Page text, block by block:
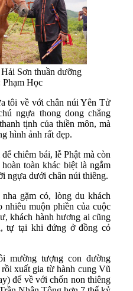
Sơn thuần dưỡng
Học
tôi về với chân núi Yên Tử
ngựa thong dong chẳng
tịnh của thiền môn, mà
hình ảnh rất đẹp.
chiêm bái, lễ Phật mà còn
toàn khác biệt là ngắm
ngựa dưới chân núi thiêng.
gặm cỏ, lòng du khách
muộn phiền của cuộc
khách hành hương ai cũng
tự tại khi đứng ở đồng cỏ
mường tượng con đường
xuất gia từ hành cung Vũ
để về với chốn non thiêng